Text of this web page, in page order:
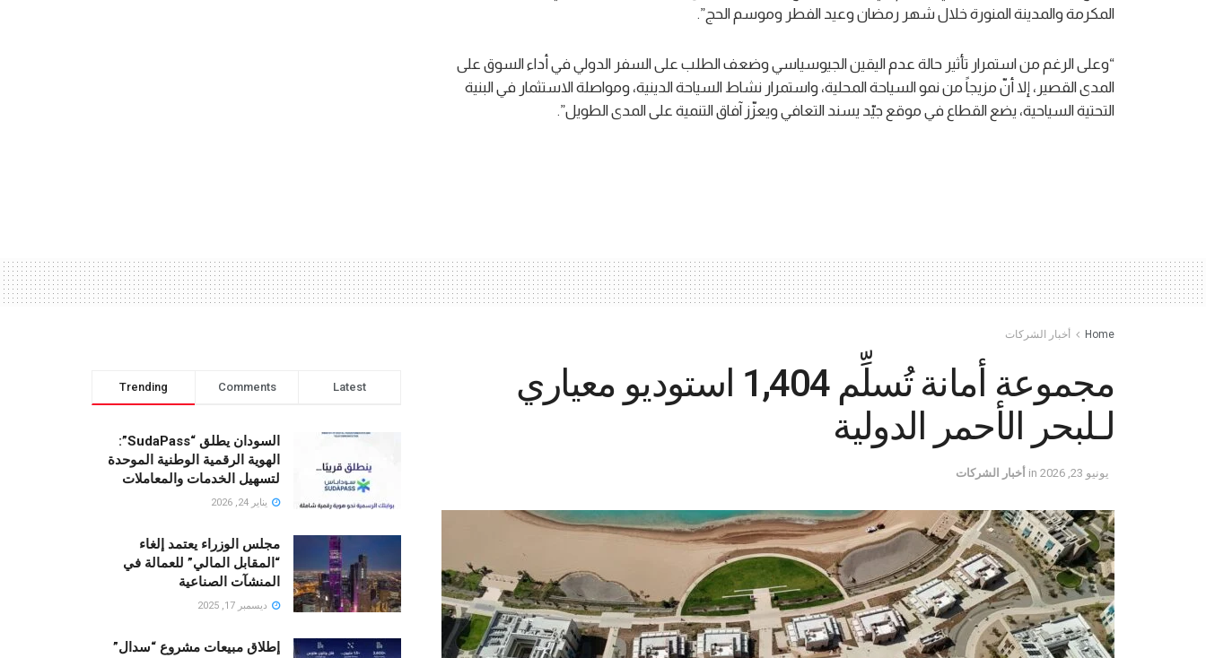
المكرمة والمدينة المنورة خلال شهر رمضان وعيد الفطر وموسم الحج”.
“وعلى الرغم من استمرار تأثير حالة عدم اليقين الجيوسياسي وضعف الطلب على السفر الدولي في أداء السوق على
المدى القصير، إلا أنّ مزيجاً من نمو السياحة المحلية، واستمرار نشاط السياحة الدينية، ومواصلة الاستثمار في البنية
التحتية السياحية، يضع القطاع في موقع جيّد يسند التعافي ويعزّز آفاق التنمية على المدى الطويل”.
Home أخبار الشركات
مجموعة أمانة تُسلِّم 1,404 استوديو معياري
لـلبحر الأحمر الدولية
يونيو 23, 2026 in أخبار الشركات
Trending Comments Latest
السودان يطلق “SudaPass”:
الهوية الرقمية الوطنية الموحدة
لتسهيل الخدمات والمعاملات
يناير 24, 2026
مجلس الوزراء يعتمد إلغاء
“المقابل المالي” للعمالة في
المنشآت الصناعية
ديسمبر 17, 2025
إطلاق مبيعات مشروع “سدال”